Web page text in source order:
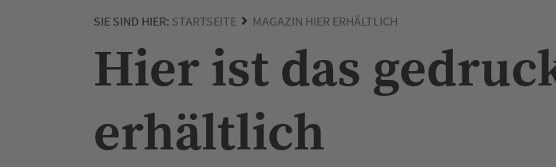
SIE SIND HIER: STARTSEITE MAGAZIN HIER ERHÄLTLICH
Hier ist das
erhältlich